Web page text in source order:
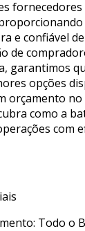
e confiável
de
garantimos
opções
orçamento
como a
com
Todo o